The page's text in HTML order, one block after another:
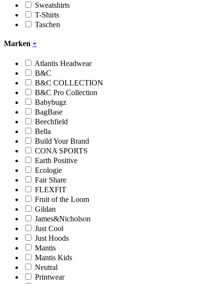
Sweatshirts
T-Shirts
Taschen
Marken +
Atlantis Headwear
B&C
B&C COLLECTION
B&C Pro Collection
Babybugz
BagBase
Beechfield
Bella
Build Your Brand
CONA SPORTS
Earth Positive
Ecologie
Fair Share
FLEXFIT
Fruit of the Loom
Gildan
James&Nicholson
Just Cool
Just Hoods
Mantis
Mantis Kids
Neutral
Printwear